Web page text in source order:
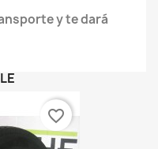
y te dará
favorite_border